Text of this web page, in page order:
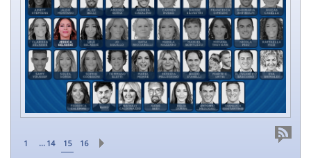
1 ... 14 15 16